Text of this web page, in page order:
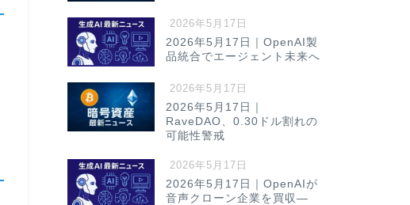
2026年5月17日
2026年5月17日｜OpenAI製
品統合でエージェント未来へ
2026年5月17日
2026年5月17日｜
RaveDAO、0.30ドル割れの
可能性警戒
2026年5月17日
2026年5月17日｜OpenAIが
音声クローン企業を買収—